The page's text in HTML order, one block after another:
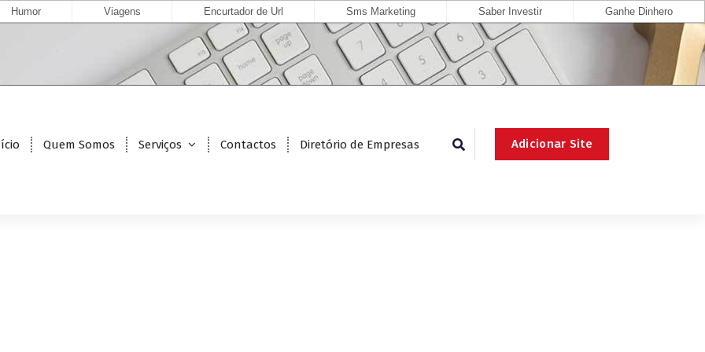
Humor Viagens Encurtador de Url Sms Marketing Saber Investir Ganhe Dinhero
Quem Somos Serviços Contactos Diretório de Empresas Adicionar Site